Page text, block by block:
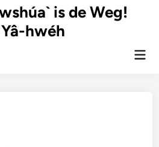
is de Weg!
hwéh